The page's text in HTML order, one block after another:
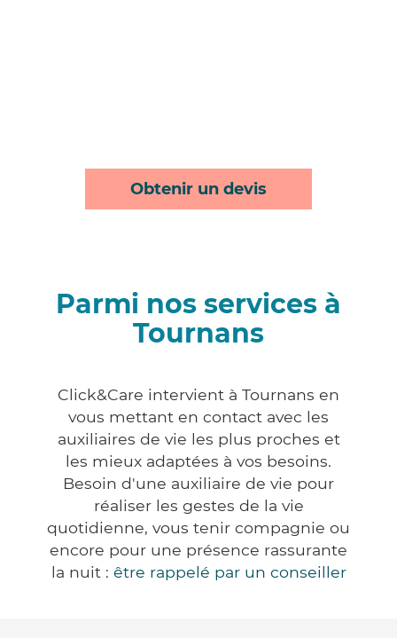
Obtenir un devis
Parmi nos services à
Tournans
Click&Care intervient à Tournans en
vous mettant en contact avec les
auxiliaires de vie les plus proches et
les mieux adaptées à vos besoins.
Besoin d'une auxiliaire de vie pour
réaliser les gestes de la vie
quotidienne, vous tenir compagnie ou
encore pour une présence rassurante
la nuit : être rappelé par un conseiller